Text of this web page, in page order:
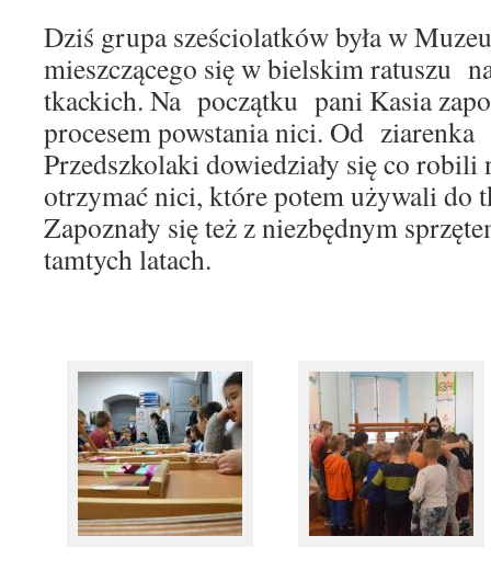
Dziś grupa sześciolatków była w
mieszczącego się w bielskim ratuszu
tkackich. Na początku pani Kasia
procesem powstania nici. Od
Przedszkolaki dowiedziały się co robili
otrzymać nici, które potem używali do
Zapoznały się też z niezbędnym
tamtych latach.